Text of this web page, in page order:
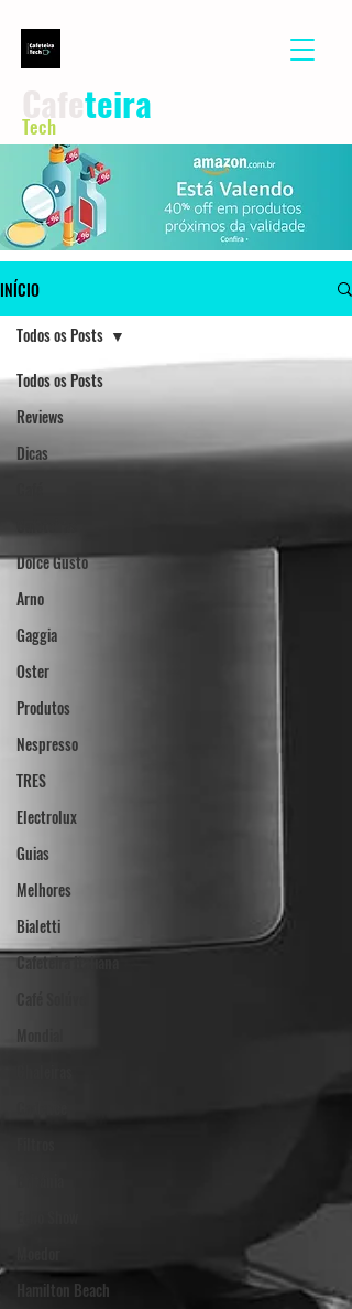
teira
Tech
INÍCIO
Todos os Posts
Reviews
Dicas
Dolce Gusto
Arno
Gaggia
Oster
Produtos
Nespresso
TRES
Electrolux
Guias
Melhores
Bialetti
Cafeteira Italiana
Hamilton Beach
Todos os Posts